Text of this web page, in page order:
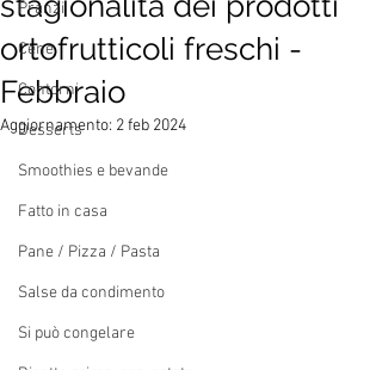
Pranzi
Cene
Contorni
Desserts
Smoothies e bevande
Fatto in casa
Pane / Pizza / Pasta
Salse da condimento
Si può congelare
ortofrutticoli freschi -
Febbraio
Aggiornamento: 2 feb 2024